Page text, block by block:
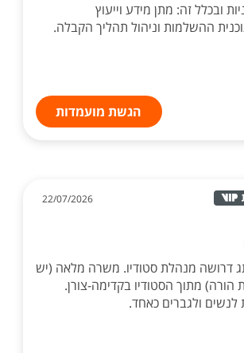
ובכלל זה: מתן מידע וייעוץ
ההשלמות וניהול תהליך הקבלה.
הגשת מועמדות
22/07/2026
דרושה מנהלת סטודיו. משרה מלאה (יש
מתוך הסטודיו בקדימה-צורן.
ולגברים כאחד.